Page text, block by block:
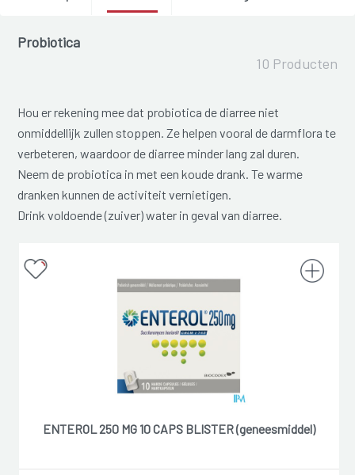
Probiotica
10 Producten
Hou er rekening mee dat probiotica de diarree niet
onmiddellijk zullen stoppen. Ze helpen vooral de darmflora te
verbeteren, waardoor de diarree minder lang zal duren.
Neem de probiotica in met een koude drank. Te warme
dranken kunnen de activiteit vernietigen.
Drink voldoende (zuiver) water in geval van diarree.
ENTEROL 250 MG 10 CAPS BLISTER (geneesmiddel)